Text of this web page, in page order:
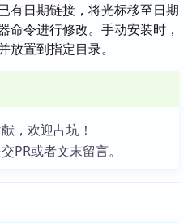
有日期链接，将光标移至日期
命令进行修改。手动安装时，
放置到指定目录。
，欢迎占坑！
PR或者文末留言。